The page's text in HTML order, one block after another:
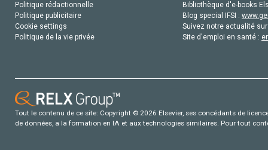
Politique rédactionnelle
Politique publicitaire
Cookie settings
Politique de la vie privée
Bibliothèque d'e-books
Blog special IFSI :
Suivez notre actualité
Site d'emploi en santé :
Tout le contenu de ce site: Copyright © 2026 Elsevier, ses concédants de
de données, a la formation en IA et aux technologies similaires. Pour tout